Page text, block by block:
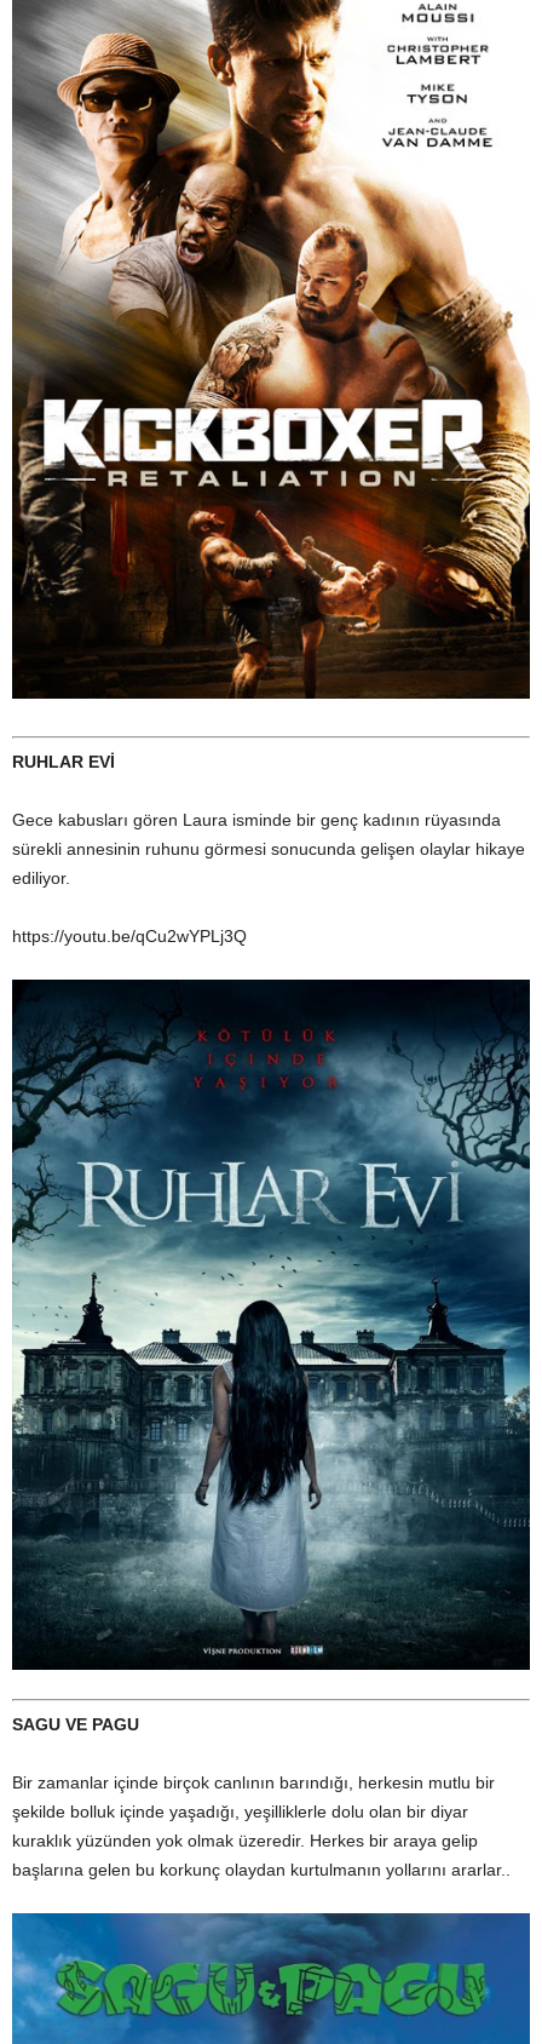
RUHLAR EVİ
Gece kabusları gören Laura isminde bir genç kadının rüyasında
sürekli annesinin ruhunu görmesi sonucunda gelişen olaylar hikaye
ediliyor.
https://youtu.be/qCu2wYPLj3Q
SAGU VE PAGU
Bir zamanlar içinde birçok canlının barındığı, herkesin mutlu bir
şekilde bolluk içinde yaşadığı, yeşilliklerle dolu olan bir diyar
kuraklık yüzünden yok olmak üzeredir. Herkes bir araya gelip
başlarına gelen bu korkunç olaydan kurtulmanın yollarını ararlar..